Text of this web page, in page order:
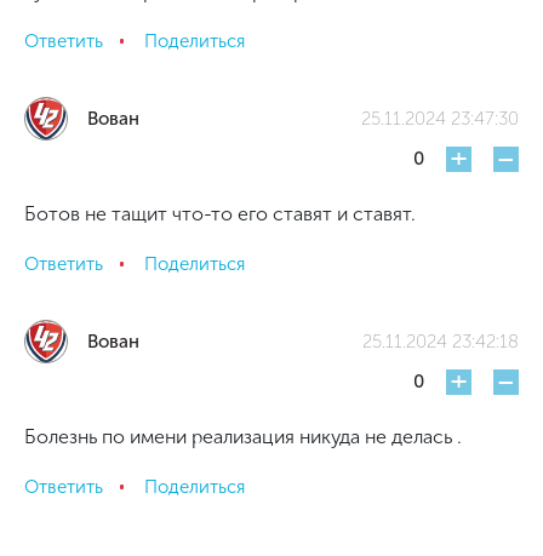
Ответить Поделиться
Вован
25.11.2024 23:47:30
0
+ -
Ботов не тащит что-то его ставят и ставят.
Ответить Поделиться
Вован
25.11.2024 23:42:18
0
+ -
Болезнь по имени реализация никуда не делась .
Ответить Поделиться